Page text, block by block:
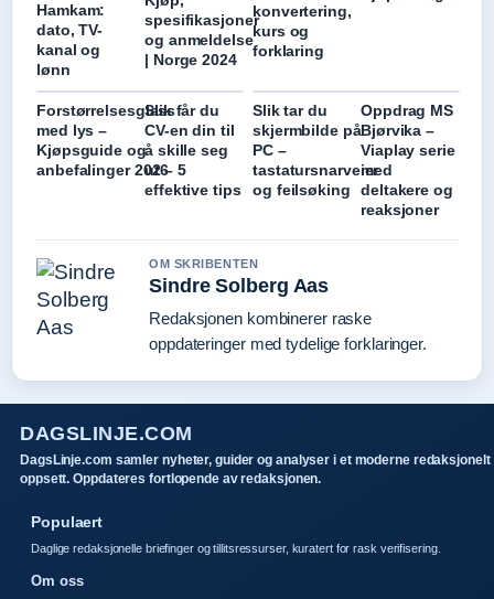
Hamkam:
dato, TV-
kanal og
lønn
spesifikasjoner
og anmeldelse
| Norge 2024
konvertering,
kurs og
forklaring
Forstørrelsesglass
med lys –
Kjøpsguide og
anbefalinger 2026
Slik får du
CV-en din til
å skille seg
ut – 5
effektive tips
Slik tar du
skjermbilde på
PC –
tastatursnarveier
og feilsøking
Oppdrag MS
Bjørvika –
Viaplay serie
med
deltakere og
reaksjoner
OM SKRIBENTEN
Sindre Solberg Aas
Redaksjonen kombinerer raske
oppdateringer med tydelige forklaringer.
DAGSLINJE.COM
DagsLinje.com samler nyheter, guider og analyser i et moderne redaksjonelt
oppsett. Oppdateres fortlopende av redaksjonen.
Populaert
Daglige redaksjonelle briefinger og tillitsressurser, kuratert for rask verifisering.
Om oss